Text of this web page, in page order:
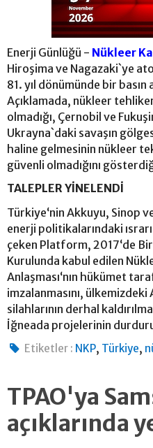
Enerji Günlüğü - Nükleer
Hiroşima ve Nagazaki`ye
81. yıl dönümünde bir basın
Açıklamada, nükleer
olmadığı, Çernobil ve
Ukrayna`daki savaşın
haline gelmesinin nükleer
güvenli olmadığını
TALEPLER YİNELENDİ
Türkiye‘nin Akkuyu, Sinop
enerji politikalarındaki
çeken Platform, 2017‘de
Kurulunda kabul edilen
Anlaşması‘nın hükümet
imzalanmasını,
silahlarının derhal
İğneada projelerinin
Etiketler : NKP, Türkiye,
TPAO'ya
açıklarında